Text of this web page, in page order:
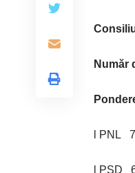
Număr
l PNL
l PSD